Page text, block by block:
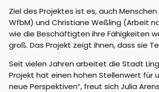
Ziel des Projektes ist es, auch
WfbM) und Christiane Weßling (Arbeit
wie die Beschäftigten ihre Fähigkeiten
groß. Das Projekt zeigt ihnen, dass sie
Seit vielen Jahren arbeitet die Stadt
Projekt hat einen hohen Stellenwert für
neue Perspektiven“, freut sich Julia